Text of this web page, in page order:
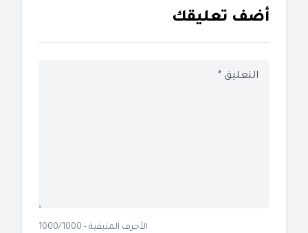
أضف تعليقك
الأحرف المتبقية - 1000/1000